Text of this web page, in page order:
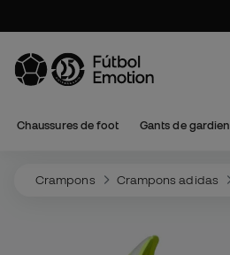
Chaussures de foot Gants de gardien
Crampons Crampons adidas